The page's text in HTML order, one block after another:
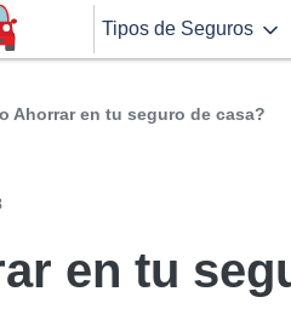
Tipos de Seguros
Ahorrar en tu seguro de casa?
en tu